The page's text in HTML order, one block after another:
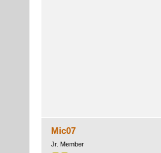
Mic07
Jr. Member